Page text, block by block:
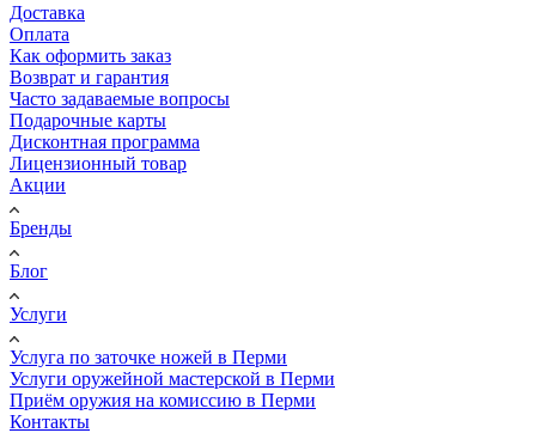
Доставка
Оплата
Как оформить заказ
Возврат и гарантия
Часто задаваемые вопросы
Подарочные карты
Дисконтная программа
Лицензионный товар
Акции
Бренды
Блог
Услуги
Услуга по заточке ножей в Перми
Услуги оружейной мастерской в Перми
Приём оружия на комиссию в Перми
Контакты